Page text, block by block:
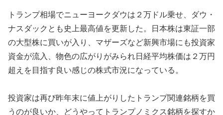
トランプ相場でニューヨークダウは２万ドル乗せ、ダウ・
ナスダックとも史上最高値を更新した。日本株は東証一部
の大型株に買いが入り、マザーズなど新興市場にも投資家
資金が流入、物色の広がりがみられ日経平均株価は２万円
超えを目指す良い感じの株式市況になっている。
投資家は再び昨年末に値上がりしたトランプ関連銘柄を買
うのが良いか、どうやってトランプノミクス銘柄を探すか